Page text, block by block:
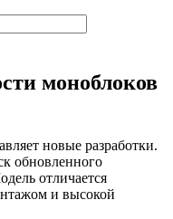
моноблоков
новые разработки.
обновленного
отличается
и высокой